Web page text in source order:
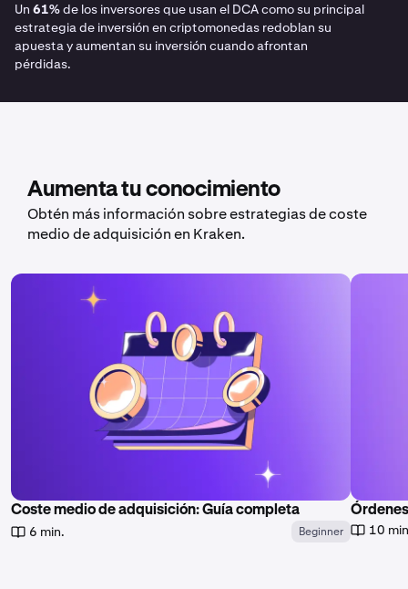
Un 61%de los inversores que usan el DCA como su principal
estrategia de inversión en criptomonedas redoblan su
apuesta y aumentan su inversión cuando afrontan
pérdidas.
Aumenta tu conocimiento
Obtén más información sobre estrategias de coste
medio de adquisición en Kraken.
Coste medio de adquisición: Guía completa
6 min. Beginner 10